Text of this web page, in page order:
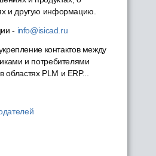
и другую информацию.
- info@isicad.ru
контактов между
и потребителями
PLM и ERP...